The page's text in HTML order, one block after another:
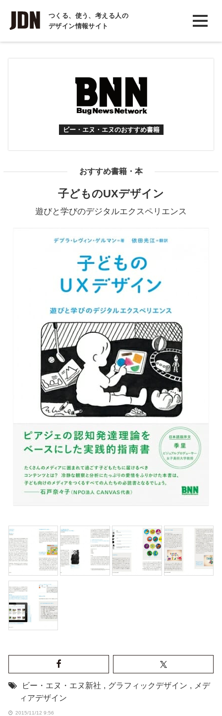
つくる、使う、考える人の
デザイン情報サイト
INTERVIEW
インタビュー
REPORT
ビー・エヌ・エヌのおすすめ書籍
おすすめ書籍・本
子どものUXデザイン
遊びと学びのデジタルエクスペリエンス
ビー・エヌ・エヌ新社 , グラフィックデザイン , メデ
ィアデザイン
2015/11/12 9:56